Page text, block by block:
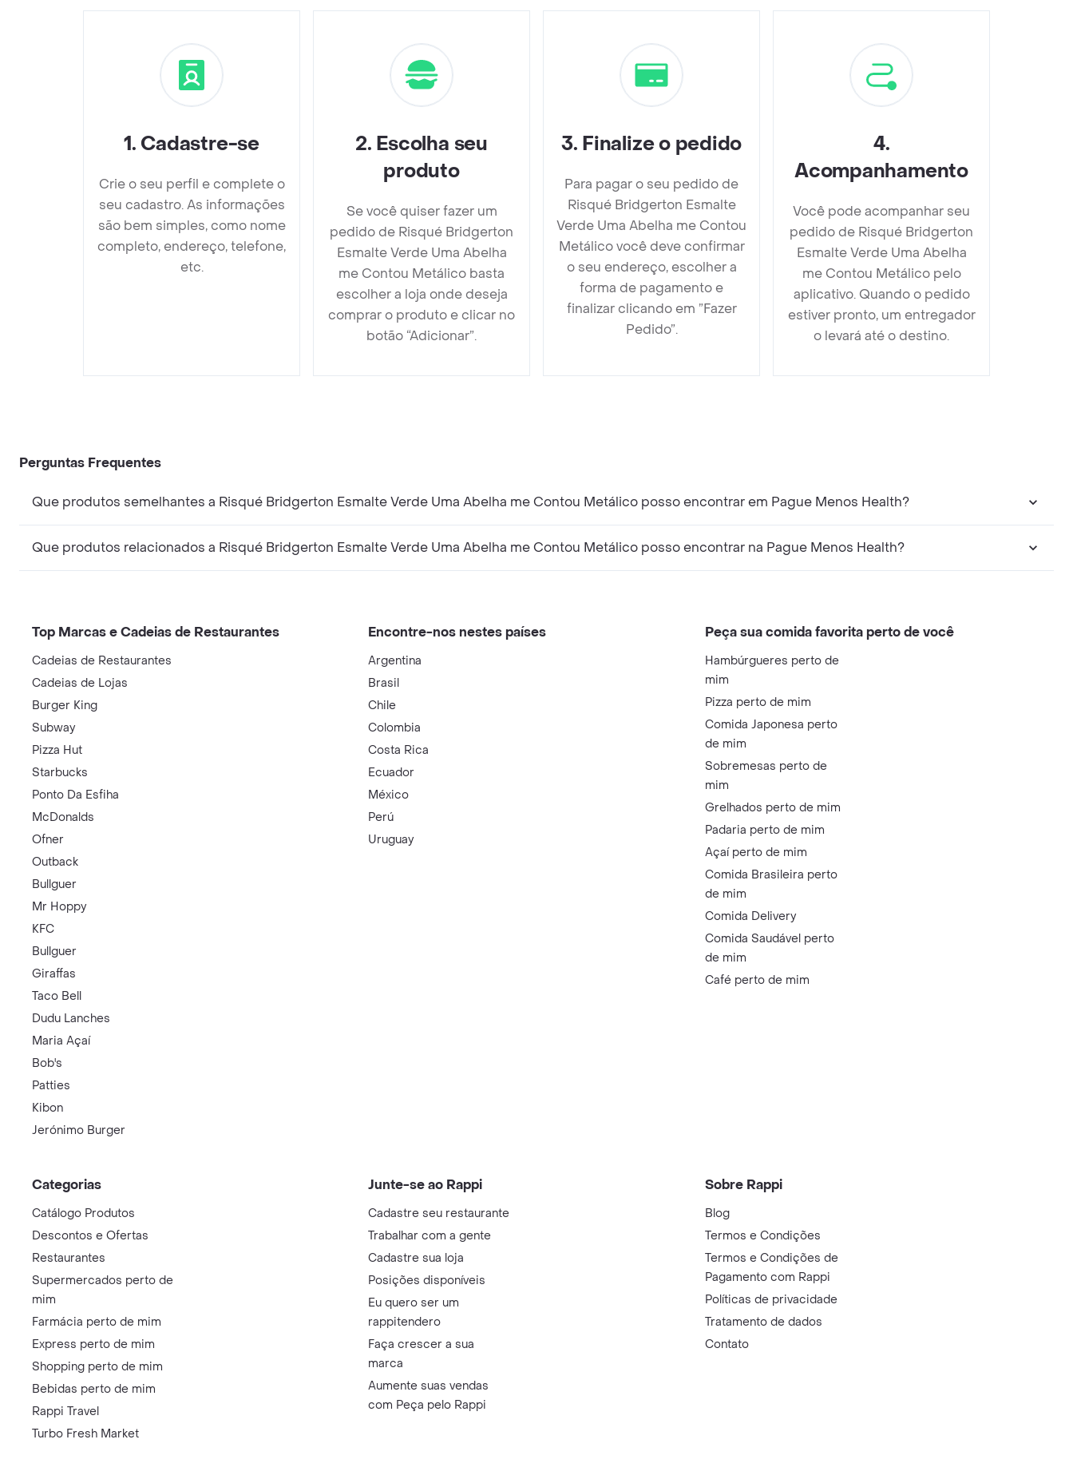
1. Cadastre-se
Crie o seu perfil e complete o
seu cadastro. As informações
são bem simples, como nome
completo, endereço, telefone,
etc.
2. Escolha seu
produto
Se você quiser fazer um
pedido de Risqué Bridgerton
Esmalte Verde Uma Abelha
me Contou Metálico basta
escolher a loja onde deseja
comprar o produto e clicar no
botão “Adicionar”.
3. Finalize o pedido
Para pagar o seu pedido de
Risqué Bridgerton Esmalte
Verde Uma Abelha me Contou
Metálico você deve confirmar
o seu endereço, escolher a
forma de pagamento e
finalizar clicando em ”Fazer
Pedido”.
4.
Acompanhamento
Você pode acompanhar seu
pedido de Risqué Bridgerton
Esmalte Verde Uma Abelha
me Contou Metálico pelo
aplicativo. Quando o pedido
estiver pronto, um entregador
o levará até o destino.
Perguntas Frequentes
Que produtos semelhantes a Risqué Bridgerton Esmalte Verde Uma Abelha me Contou Metálico posso encontrar em Pague Menos Health?
Que produtos relacionados a Risqué Bridgerton Esmalte Verde Uma Abelha me Contou Metálico posso encontrar na Pague Menos Health?
Top Marcas e Cadeias de Restaurantes
Cadeias de Restaurantes
Cadeias de Lojas
Burger King
Subway
Pizza Hut
Starbucks
Ponto Da Esfiha
McDonalds
Ofner
Outback
Bullguer
Mr Hoppy
KFC
Bullguer
Giraffas
Taco Bell
Dudu Lanches
Maria Açaí
Bob's
Patties
Kibon
Jerónimo Burger
Encontre-nos nestes países
Argentina
Brasil
Chile
Colombia
Costa Rica
Ecuador
México
Perú
Uruguay
Peça sua comida favorita perto de você
Hambúrgueres perto de
mim
Pizza perto de mim
Comida Japonesa perto
de mim
Sobremesas perto de
mim
Grelhados perto de mim
Padaria perto de mim
Açaí perto de mim
Comida Brasileira perto
de mim
Comida Delivery
Comida Saudável perto
de mim
Café perto de mim
Categorias
Catálogo Produtos
Descontos e Ofertas
Restaurantes
Supermercados perto de
mim
Farmácia perto de mim
Express perto de mim
Shopping perto de mim
Bebidas perto de mim
Rappi Travel
Turbo Fresh Market
Junte-se ao Rappi
Cadastre seu restaurante
Trabalhar com a gente
Cadastre sua loja
Posições disponíveis
Eu quero ser um
rappitendero
Faça crescer a sua
marca
Aumente suas vendas
com Peça pelo Rappi
Sobre Rappi
Blog
Termos e Condições
Termos e Condições de
Pagamento com Rappi
Políticas de privacidade
Tratamento de dados
Contato